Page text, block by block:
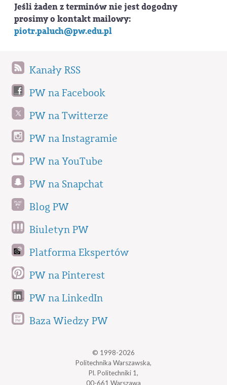
Jeśli żaden z terminów nie jest dogodny
prosimy o kontakt mailowy:
piotr.paluch@pw.edu.pl
Kanały RSS
PW na Facebook
PW na Twitterze
PW na Instagramie
PW na YouTube
PW na Snapchat
Blog PW
Biuletyn PW
Platforma Ekspertów
PW na Pinterest
PW na LinkedIn
Baza Wiedzy PW
© 1998-2026
Politechnika Warszawska,
Pl. Politechniki 1,
00-661 Warszawa